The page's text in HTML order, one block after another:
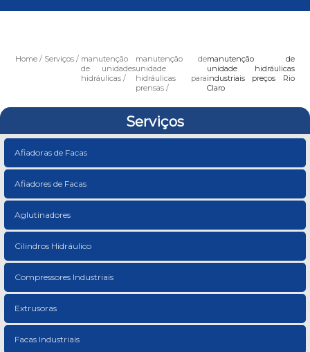
Home Serviços
manutenção
de unidades
hidráulicas
manutenção de
unidade
hidráulicas para
prensas
manutenção de
unidade hidráulicas
industriais preços Rio
Claro
Serviços
Afiadoras de Facas
Afiadores de Facas
Aglutinadores
Cilindros Hidráulico
Compressores Industriais
Extrusoras
Facas Industriais